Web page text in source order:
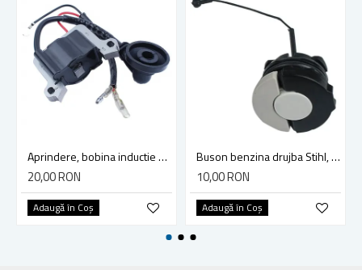
Aprindere, bobina inductie motocoasa chinezeasca TL43 TL 52, Ruris Dac 210, Dac 310
20,00 RON
Adaugă în Coş
Buson benzina drujba Stihl, model cu clapeta
10,00 RON
Adaugă în Coş